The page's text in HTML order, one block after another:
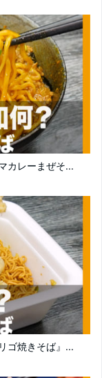
カレーまぜそ...
ゴ焼きそば』...